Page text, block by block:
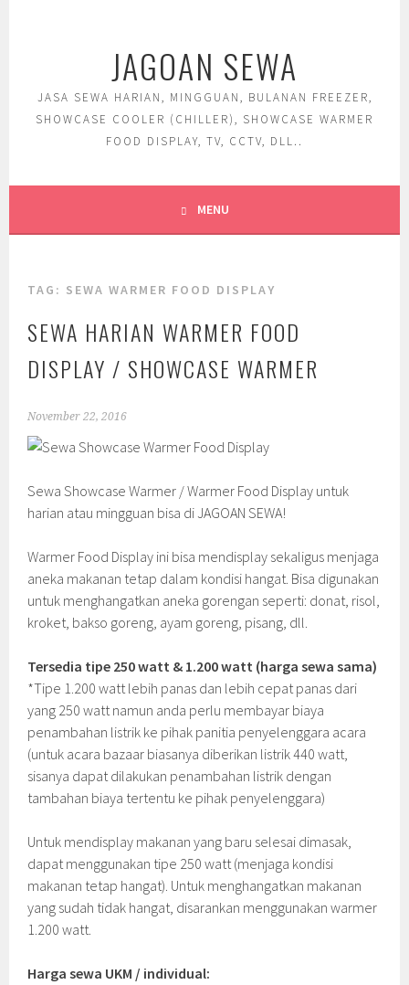
JAGOAN SEWA
JASA SEWA HARIAN, MINGGUAN, BULANAN FREEZER,
SHOWCASE COOLER (CHILLER), SHOWCASE WARMER
FOOD DISPLAY, TV, CCTV, DLL..
MENU
TAG: SEWA WARMER FOOD DISPLAY
SEWA HARIAN WARMER FOOD
DISPLAY / SHOWCASE WARMER
November 22, 2016
Sewa Showcase Warmer / Warmer Food Display untuk
harian atau mingguan bisa di JAGOAN SEWA!
Warmer Food Display ini bisa mendisplay sekaligus menjaga
aneka makanan tetap dalam kondisi hangat. Bisa digunakan
untuk menghangatkan aneka gorengan seperti: donat, risol,
kroket, bakso goreng, ayam goreng, pisang, dll.
Tersedia tipe 250 watt & 1.200 watt (harga sewa sama)
*Tipe 1.200 watt lebih panas dan lebih cepat panas dari
yang 250 watt namun anda perlu membayar biaya
penambahan listrik ke pihak panitia penyelenggara acara
(untuk acara bazaar biasanya diberikan listrik 440 watt,
sisanya dapat dilakukan penambahan listrik dengan
tambahan biaya tertentu ke pihak penyelenggara)
Untuk mendisplay makanan yang baru selesai dimasak,
dapat menggunakan tipe 250 watt (menjaga kondisi
makanan tetap hangat). Untuk menghangatkan makanan
yang sudah tidak hangat, disarankan menggunakan warmer
1.200 watt.
Harga sewa UKM / individual: